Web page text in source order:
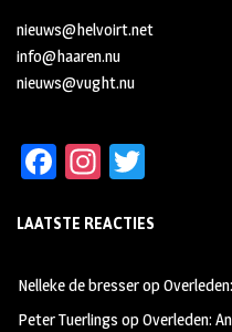
nieuws@helvoirt.net
info@haaren.nu
nieuws@vught.nu
Fa
b
oo
k
In
ag
m
tt
LAATSTE REACTIES
Nelleke de bresserop
Peter Tuerlings opOverleden: